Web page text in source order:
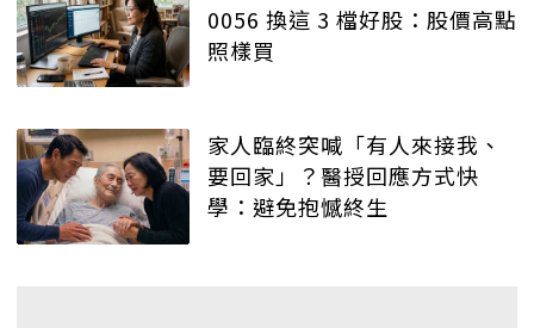
0056 換這 3 檔好股：股價高點
照樣買
家人臨終突喊「有人來接我、
要回家」？醫授回應方式快
學：避免抱憾終生